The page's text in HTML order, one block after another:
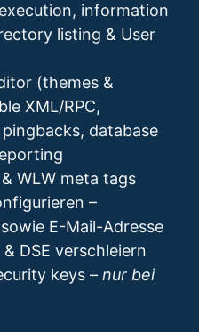
information
listing & User
(themes &
XML/RPC,
database
WLW meta tags
–
E-Mail-Adresse
DSE verschleiern
keys – nur bei